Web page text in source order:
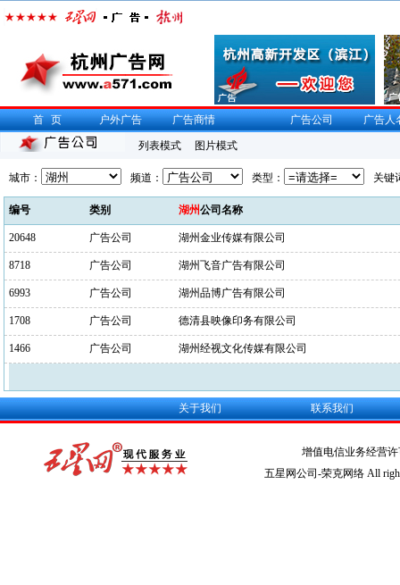
首页 户外广告 广告商情 广告公司 广告人
列表模式 图片模式
城市： 频道： 类型： 关键
编号 类别 湖州公司名称
20648 广告公司 湖州金业传媒有限公司
8718 广告公司 湖州飞音广告有限公司
6993 广告公司 湖州品博广告有限公司
1708 广告公司 德清县映像印务有限公司
1466 广告公司 湖州经视文化传媒有限公司
关于我们 联系我们
增值电信业务经营
五星网公司-荣克网络 All